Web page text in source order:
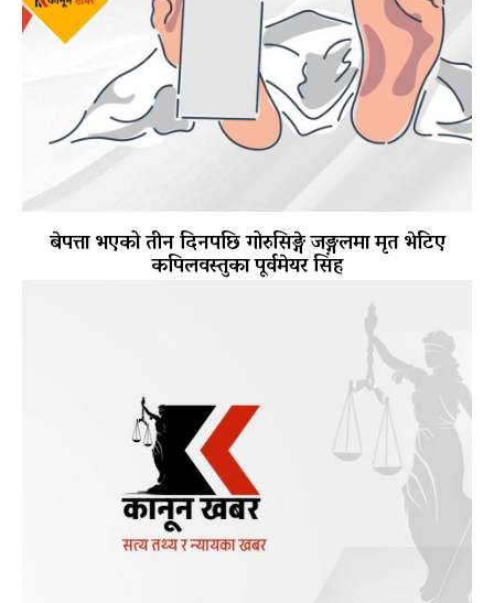
बेपत्ता भएको तीन दिनपछि गोरुसिङ्गे जङ्गलमा मृत भेटिए
कपिलवस्तुका पूर्वमेयर सिंह